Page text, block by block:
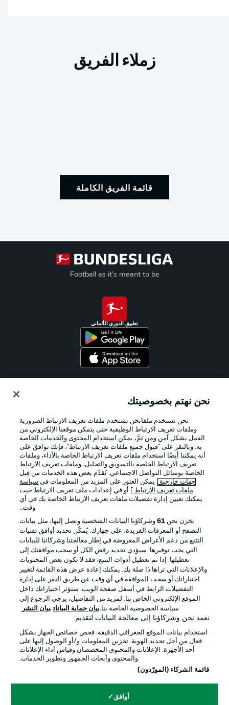
زملاء الفريق
قائمة الفريق الكاملة
Football as it's meant to be
تطبيق الدوري الألماني
الإعلانات الإخطارات القانونية
شروط الاستخدام الوظائف
جهة النشر تواصل معنا
اللاعبون
© 2026 Bundesliga-Gruppe GmbH
نحن نهتم بخصوصيتك
نحن نستخدم ملفانحن نستخدم ملفات تعريف الارتباط الضرورية
وملفات تعريف الارتباط الوظيفية حتى يتمكن موقعنا الإلكتروني من
العمل بشكل آمن ومن ثمَّ، يمكن استخدام المحتوى والخدمات الخاصة
به. وبالنقر على "قبول جميع ملفات تعريف الارتباط"، فإنك توافق على
أنه يمكننا أيضًا استخدام ملفات تعريف الارتباط الخاصة بالأداء، وملفات
تعريف الارتباط الخاصة بالتسويق والتحليل، وملفات تعريف الارتباط
الخاصة بوسائل التواصل الاجتماعي. تُقدَّم بعض هذه الخدمات من قِبل
جهات خارجية . يمكن العثور على المزيد من المعلومات في سياسة
ملفات تعريف الارتباط
] أو في إعدادات ملف تعريف الارتباط حيث
يمكنك تعيين إدارة تفضيلات ملفات تعريف الارتباط الخاصة بك في أي
وقت..
نخزن نحن 61وشركاؤنا البيانات الشخصية ونصل إليها، مثل بيانات
التصفح أو المعرفات الفريدة، على جهازك. يُمكّن تحديد أوافق تقنيات
التتبع من دعم الأغراض المعروضة في إطار معالجتنا وشركائنا للبيانات
التي يجب توفيرها. سيؤدي تحديد رفض الكل أو سحب موافقتك إلى
تعطيلها. إذا تم تعطيل أدوات التتبع، فقد لا تكون بعض المحتويات
والإعلانات التي تراها ذا صلة بك. يمكنك إعادة عرض هذه القائمة لتغيير
اختياراتك أو سحب الموافقة في أي وقت عن طريق النقر على إدارة
التفضيلات الرابط في أسفل صفحة الويب. ستؤثر اختياراتك داخل
الموقع الإلكتروني الخاص بنا. لمزيد من التفاصيل، يرجى الرجوع إلى
سياسة الخصوصية الخاصة بنا.بيان حماية البيانات بيان النشر
نعمد نحن وشركاؤنا إلى معالجة البيانات لتقديم:
استخدام بيانات الموقع الجغرافي الدقيقة. فحص خصائص الجهاز بشكل
فعال من أجل تحديد الهوية. تخزين المعلومات و/أو الوصول إليها على
أحد الأجهزة. الإعلانات والمحتوى المخصصان وقياس أداء الإعلانات
والمحتوى وأبحاث الجمهور وتطوير الخدمات.
قائمة الشركاء (المورّدون)
أوافق